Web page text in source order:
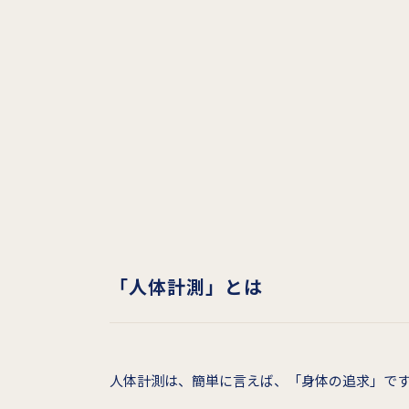
「人体計測」とは
人体計測は、簡単に言えば、「身体の追求」で